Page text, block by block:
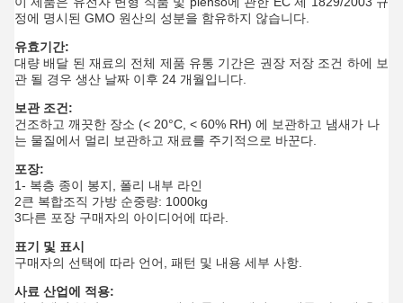
정에 명시된 GMO 원산의 성분을 함유하지 않습니다.
유효기간:
대량 배달 된 재료의 전체 제품 유통 기간은 권장 저장 조건 하에 보
관 될 경우 생산 날짜 이후 24 개월입니다.
보관 조건:
건조하고 깨끗한 장소 (< 20°C, < 60% RH) 에 보관하고 냄새가 나
는 물질에서 멀리 보관하고 재료를 주기적으로 바꾼다.
포장:
1- 복층 종이 봉지, 폴리 내부 라인
2큰 복합조직 가방 순중량: 1000kg
3다른 포장 구매자의 아이디어에 따라.
표기 및 표시
구매자의 선택에 따라 언어, 패턴 및 내용 세부 사항.
사료 산업에 적용: